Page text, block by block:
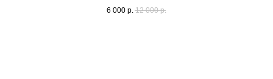
6 000 р. 12 000 р.